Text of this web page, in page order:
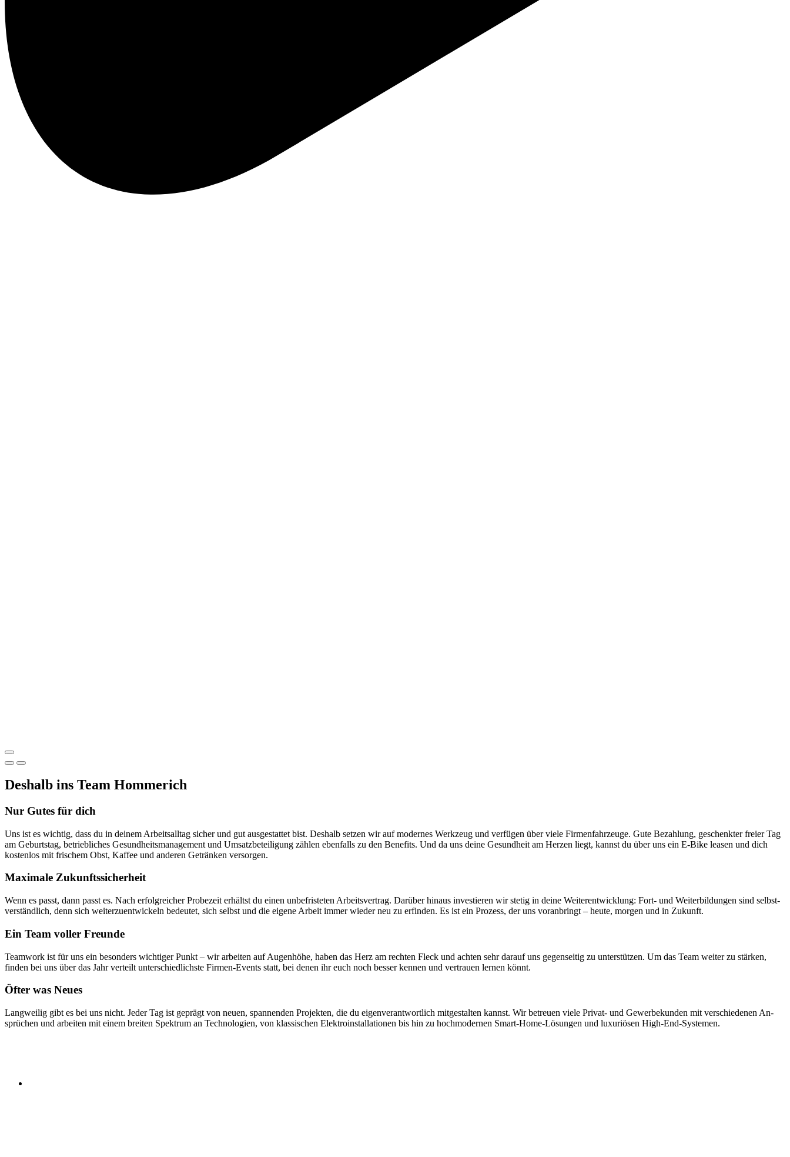
Deshalb ins Team Hommerich
Nur Gutes für dich
Uns ist es wichtig, dass du in deinem Arbeits­alltag sicher und gut aus­ge­stattet bist. Deshalb setzen wir auf modernes Werk­zeug und verfügen über viele Firmen­fahr­zeuge. Gute Be­zahlung, ge­schenk­ter freier Tag
am Geburts­tag, betriebliches Gesund­heits­manage­ment und Umsatz­be­teili­gung zählen eben­falls zu den Bene­fits. Und da uns deine Gesund­heit am Herzen liegt, kannst du über uns ein E-Bike leasen und dich
kosten­los mit frischem Obst, Kaffee und anderen Ge­tränken ver­sorgen.
Maximale Zukunftssicherheit
Wenn es passt, dann passt es. Nach er­folgreicher Probe­zeit erhältst du einen un­be­fristeten Arbeits­vertrag. Darüber hinaus inves­tieren wir stetig in deine Weiter­ent­wick­lung: Fort- und Weiter­bildungen sind selbst­
ver­ständ­lich, denn sich weiter­zu­ent­wickeln bedeutet, sich selbst und die eigene Arbeit immer wieder neu zu erfinden. Es ist ein Prozess, der uns vor­anbringt – heute, morgen und in Zukunft.
Ein Team voller Freunde
Teamwork ist für uns ein besonders wichtiger Punkt – wir arbeiten auf Augen­höhe, haben das Herz am rechten Fleck und achten sehr darauf uns gegen­seitig zu unter­stützen. Um das Team weiter zu stärken,
finden bei uns über das Jahr verteilt unter­schied­lichste Firmen-Events statt, bei denen ihr euch noch besser kennen und ver­trauen lernen könnt.
Öfter was Neues
Langweilig gibt es bei uns nicht. Jeder Tag ist geprägt von neuen, spannen­den Projekten, die du eigen­ver­ant­wort­lich mit­ge­stalten kannst. Wir betreuen viele Privat- und Gewerbe­kunden mit ver­schiedenen An­
sprüchen und arbeiten mit einem breiten Spektrum an Techno­logien, von klassischen Elektro­installa­tionen bis hin zu hoch­mo­dernen Smart-Home-Lösungen und luxuriösen High-End-Systemen.